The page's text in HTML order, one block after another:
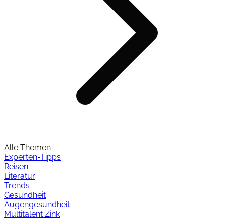
Alle Themen
Experten-Tipps
Reisen
Literatur
Trends
Gesundheit
Augengesundheit
Multitalent Zink